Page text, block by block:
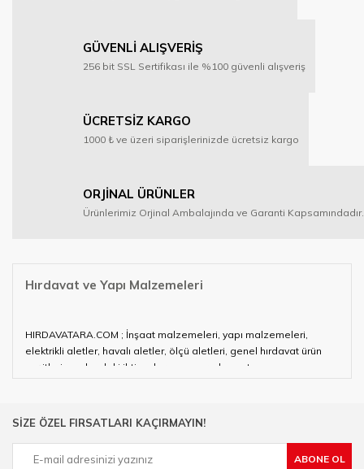
GÜVENLİ ALIŞVERİŞ
256 bit SSL Sertifikası ile %100 güvenli alışveriş
ÜCRETSİZ KARGO
1000 ₺ ve üzeri siparişlerinizde ücretsiz kargo
ORJİNAL ÜRÜNLER
Ürünlerimiz Orjinal Ambalajında ve Garanti Kapsamındadır.
Hırdavat ve Yapı Malzemeleri
HIRDAVATARA.COM ; İnşaat malzemeleri, yapı malzemeleri,
elektrikli aletler, havalı aletler, ölçü aletleri, genel hırdavat ürün
çeşitleri ve alandaki ihtiyaçlarınızın neredeyse tamamını
çalışan HIRDAVATARA.COM geniş ürün yelpazesi ile siz değerli
Ülkemizde özellikle gelişen sanayi, inşaat ve fabrikalaşma
SİZE ÖZEL FIRSATLARI KAÇIRMAYIN!
ABONE OL